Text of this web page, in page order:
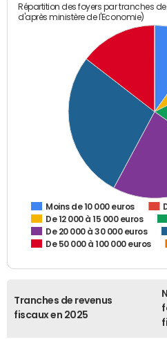
Répartition des foyers par tranches de
d'après ministère de l'Economie)
Moins de 10 000 euros
De 12 000 à 15 000 euros
De 20 000 à 30 000 euros
De 50 000 à 100 000 euros
Tranches de revenus
fiscaux en 2025